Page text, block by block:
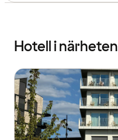
Hotell i närheten